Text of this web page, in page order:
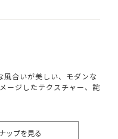
風合いが美しい、モダンな
ージしたテクスチャー、詫
ップを見る